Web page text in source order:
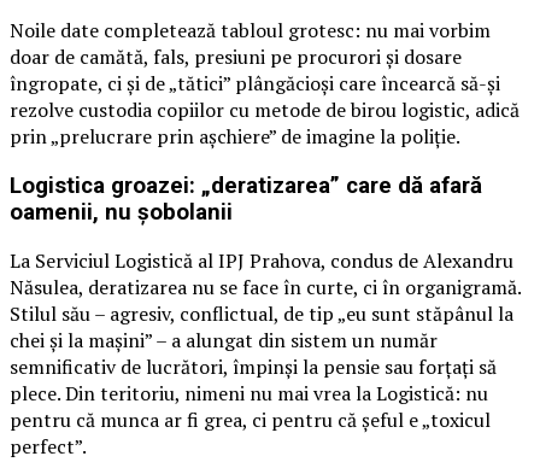
Noile date completează tabloul grotesc: nu mai vorbim
doar de camătă, fals, presiuni pe procurori și dosare
îngropate, ci și de „tătici” plângăcioși care încearcă să-și
rezolve custodia copiilor cu metode de birou logistic, adică
prin „prelucrare prin așchiere” de imagine la poliție.
Logistica groazei: „deratizarea” care dă afară
oamenii, nu șobolanii
La Serviciul Logistică al IPJ Prahova, condus de Alexandru
Năsulea, deratizarea nu se face în curte, ci în organigramă.
Stilul său – agresiv, conflictual, de tip „eu sunt stăpânul la
chei și la mașini” – a alungat din sistem un număr
semnificativ de lucrători, împinși la pensie sau forțați să
plece. Din teritoriu, nimeni nu mai vrea la Logistică: nu
pentru că munca ar fi grea, ci pentru că șeful e „toxicul
perfect”.